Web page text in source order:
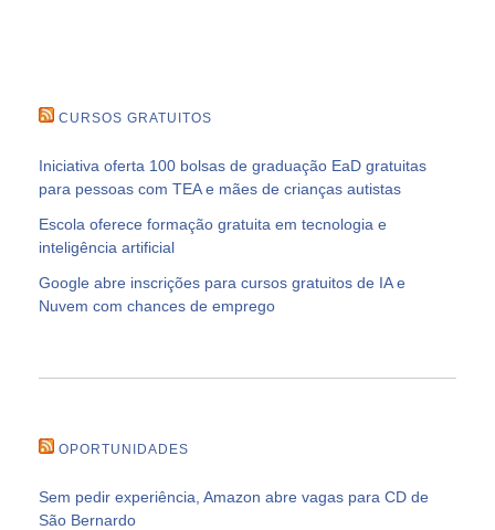
CURSOS GRATUITOS
Iniciativa oferta 100 bolsas de graduação EaD gratuitas
para pessoas com TEA e mães de crianças autistas
Escola oferece formação gratuita em tecnologia e
inteligência artificial
Google abre inscrições para cursos gratuitos de IA e
Nuvem com chances de emprego
OPORTUNIDADES
Sem pedir experiência, Amazon abre vagas para CD de
São Bernardo